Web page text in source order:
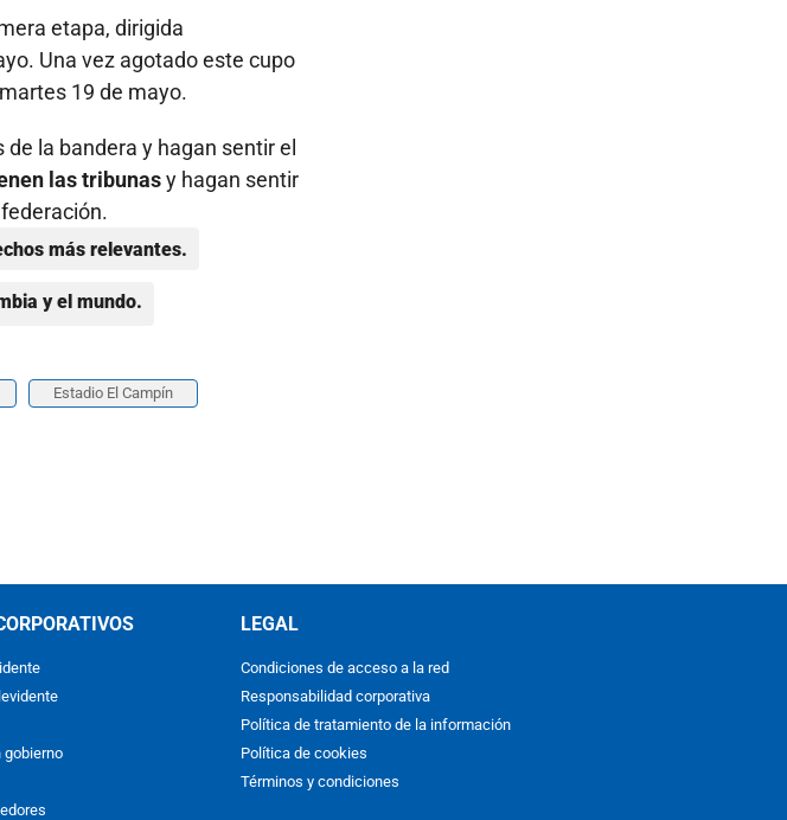
etapa, dirigida
Una vez agotado este cupo
19 de mayo.
la bandera y hagan sentir el
las tribunasy hagan sentir
más relevantes.
y el mundo.
Estadio El Campín
gobierno
LEGAL
Condiciones de acceso a la red
Responsabilidad corporativa
Política de tratamiento de la información
Política de cookies
Términos y condiciones